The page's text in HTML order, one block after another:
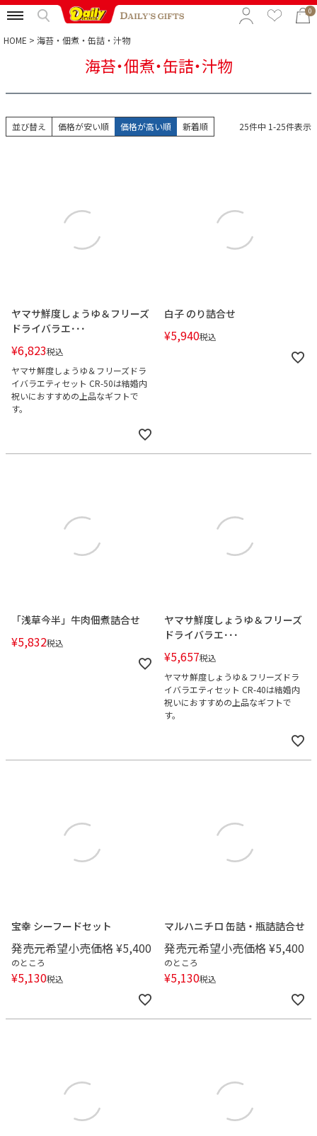
0
カテゴリから選ぶ
HOME 海苔・佃煮・缶詰・汁物
海苔・佃煮・缶詰・汁物
並び替え 価格が安い順 価格が高い順 新着順 25件中 1-25件表示
ヤマサ鮮度しょうゆ＆フリーズ
ドライバラエ･･･
¥6,823税込
ヤマサ鮮度しょうゆ＆フリーズドラ
イバラエティセット CR-50は結婚内
祝いにおすすめの上品なギフトで
す。
白子 のり詰合せ
¥5,940税込
「浅草今半」牛肉佃煮詰合せ
¥5,832税込
ヤマサ鮮度しょうゆ＆フリーズ
ドライバラエ･･･
¥5,657税込
ヤマサ鮮度しょうゆ＆フリーズドラ
イバラエティセット CR-40は結婚内
祝いにおすすめの上品なギフトで
す。
宝幸 シーフードセット
発売元希望小売価格¥5,400
のところ
¥5,130税込
マルハニチロ 缶詰・瓶詰詰合せ
発売元希望小売価格¥5,400
のところ
¥5,130税込